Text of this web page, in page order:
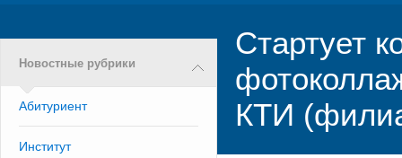
Новостные рубрики
Абитуриент
Институт
Стартует
КТИ